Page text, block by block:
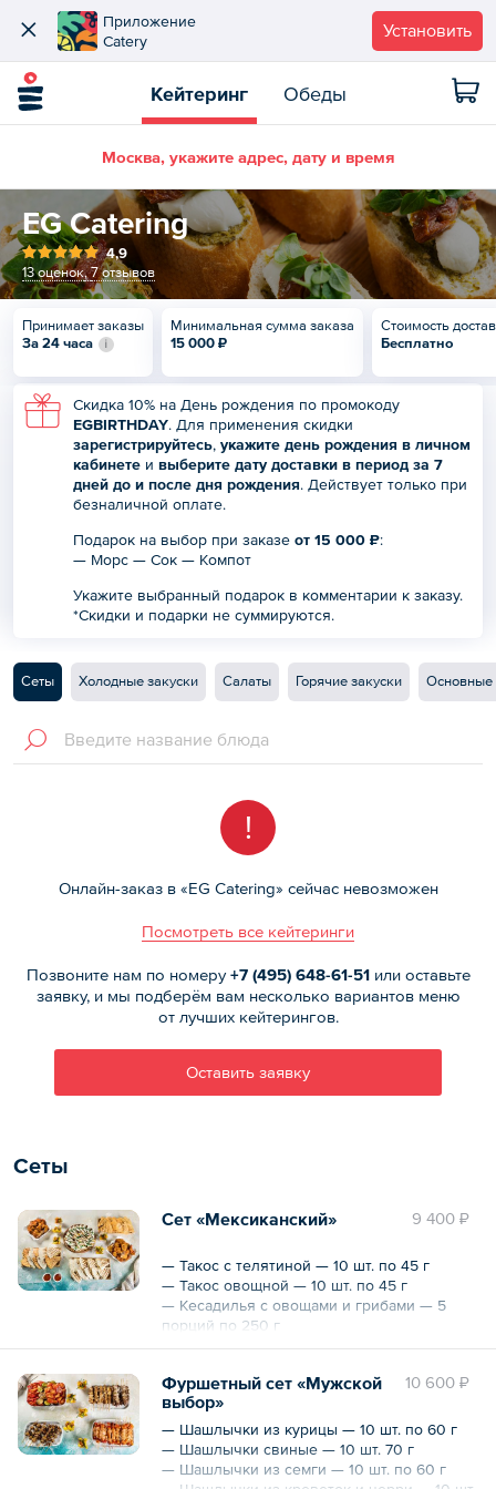
Приложение
Catery
Установить
Кейтеринг Обеды
Москва, укажите адрес, дату и время
EG Catering
4,9
13 оценок,7 отзывов
Принимает заказы
За 24 часа
Минимальная сумма заказа
15 000 ₽
Стоимость
Бесплатно
Скидка 10% на День рождения по промокоду
EGBIRTHDAY. Для применения скидки
зарегистрируйтесь, укажите день рождения в личном
кабинете и выберите дату доставки в период за 7
дней до и после дня рождения. Действует только при
безналичной оплате.
Подарок на выбор при заказе от 15 000 ₽:
— Морc — Сок — Компот
Укажите выбранный подарок в комментарии к заказу.
*Скидки и подарки не суммируются.
Сеты Холодные закуски Салаты Горячие закуски Основные
!
Онлайн-заказ в «EG Catering» сейчас невозможен
Посмотреть все кейтеринги
Позвоните нам по номеру+7 (495) 648-61-51или оставьте
заявку, и мы подберём вам несколько вариантов меню
от лучших кейтерингов.
Оставить заявку
Сеты
9 400 ₽
Сет «Мексиканский»
— Такос с телятиной — 10 шт. по 45 г
— Такос овощной — 10 шт. по 45 г
— Кесадилья с овощами и грибами — 5
порций по 250 г
— Кесадилья с курицей — 5 порций по 250
— Наггетсы куриные — 10 порций по 100 г
— Картофель по-деревенски — 5 порций
по 150 г
Общий вес – 5150 г
10 600 ₽
Фуршетный сет «Мужской
выбор»
— Шашлычки из курицы — 10 шт. по 60 г
— Шашлычки свиные — 10 шт. 70 г
— Шашлычки из семги — 10 шт. по 60 г